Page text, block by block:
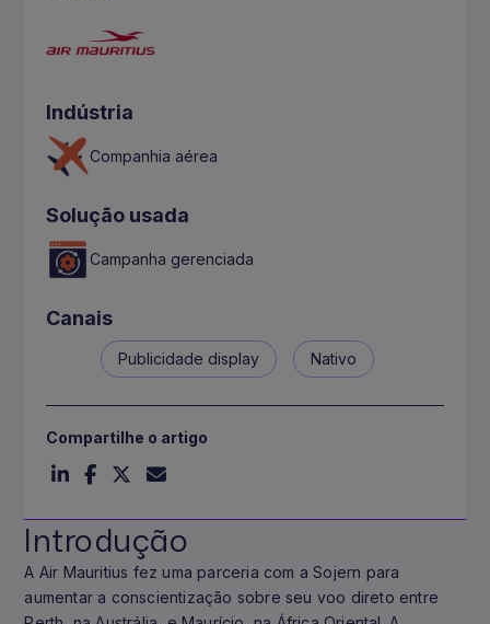
Introdução
A Air Mauritius fez uma parceria com a Sojern para
aumentar a conscientização sobre seu voo direto entre
Indústria
Companhia aérea
Solução usada
Campanha gerenciada
Canais
Publicidade display Nativo
Compartilhe o artigo